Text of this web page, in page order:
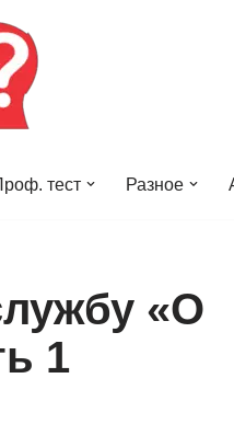
тест Разное
«О
1